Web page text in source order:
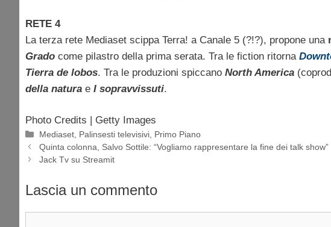
RETE 4
La terza rete Mediaset scippa Terra! a Canale 5 (?!?), propone una
Grado come pilastro della prima serata. Tra le fiction ritorna
Tierra de lobos. Tra le produzioni spiccano North America
della natura e I sopravvissuti.
Photo Credits | Getty Images
Categorie
Mediaset Palinsesti televisivi Primo Piano
Quinta colonna, Salvo Sottile: “Vogliamo rappresentare la fine dei talk show”
Jack Tv su Streamit
Lascia un commento